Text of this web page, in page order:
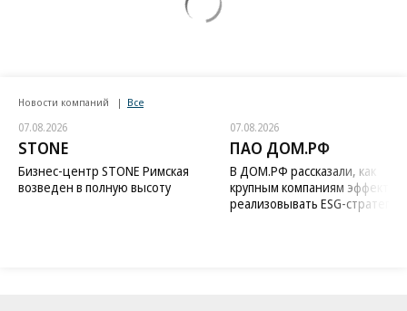
Новости компаний Все
07.08.2026
STONE
Бизнес-центр STONE Римская
возведен в полную высоту
07.08.2026
ПАО ДОМ.РФ
В ДОМ.РФ рассказали, как
крупным компаниям
реализовывать ESG-стратегию